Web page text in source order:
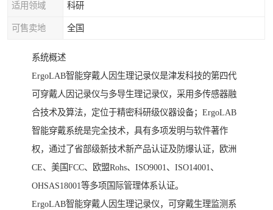
适用领域 科研
可售卖地 全国
系统概述
ErgoLAB智能穿戴人因生理记录仪是津发科技的第四代
可穿戴人因记录仪与多导生理记录仪，采用多传感器融
合技术及算法，定位于精密科研级仪器设备；ErgoLAB
智能穿戴系统是完全技术，具有多项发明与软件著作
权，通过了省部级新技术新产品认证及防爆认证，欧洲
CE、美国FCC、欧盟Rohs、ISO9001、ISO14001、
OHSAS18001等多项国际管理体系认证。
ErgoLAB智能穿戴人因生理记录仪，可穿戴生理监测系